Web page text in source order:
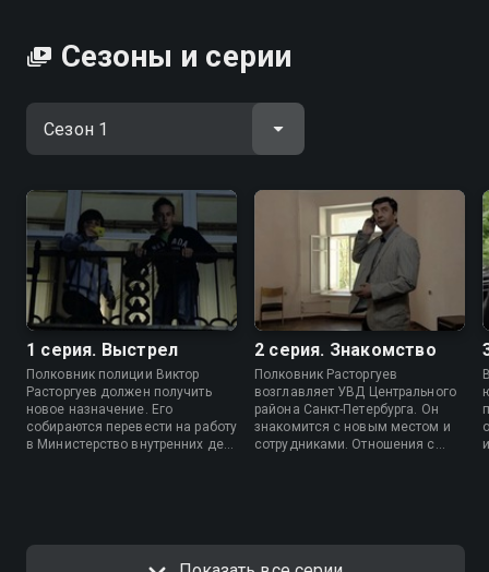
Сезоны и серии
1 серия. Выстрел
Полковник полиции Виктор
Расторгуев должен получить
новое назначение. Его
собираются перевести на работу
в Министерство внутренних дел.
2 серия. Знакомство
Полковник Расторгуев
возглавляет УВД Центрального
района Санкт-Петербурга. Он
знакомится с новым местом и
сотрудниками. Отношения с